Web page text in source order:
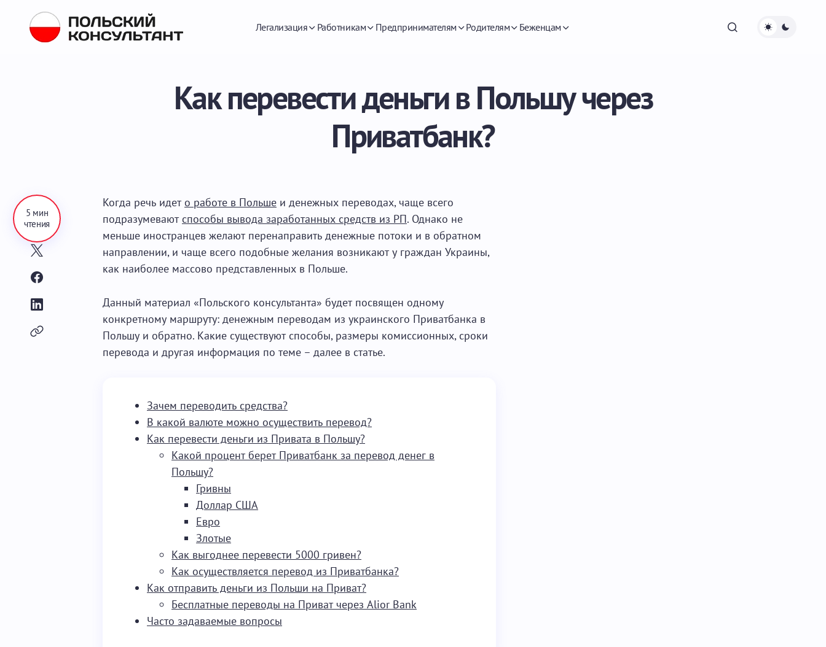
Легализация Работникам Предпринимателям Родителям Беженцам
Как перевести деньги в Польшу через
Приватбанк?
5 мин
чтения
Когда речь идет о работе в Польше и денежных переводах, чаще всего
подразумевают способы вывода заработанных средств из РП. Однако не
меньше иностранцев желают перенаправить денежные потоки и в обратном
направлении, и чаще всего подобные желания возникают у граждан Украины,
как наиболее массово представленных в Польше.
Данный материал «Польского консультанта» будет посвящен одному
конкретному маршруту: денежным переводам из украинского Приватбанка в
Польшу и обратно. Какие существуют способы, размеры комиссионных, сроки
перевода и другая информация по теме – далее в статье.
Зачем переводить средства?
В какой валюте можно осуществить перевод?
Как перевести деньги из Привата в Польшу?
Какой процент берет Приватбанк за перевод денег в
Польшу?
Гривны
Доллар США
Евро
Злотые
Как выгоднее перевести 5000 гривен?
Как осуществляется перевод из Приватбанка?
Как отправить деньги из Польши на Приват?
Бесплатные переводы на Приват через Alior Bank
Часто задаваемые вопросы